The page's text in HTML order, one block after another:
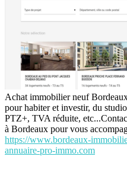
Achat immobilier neuf
pour habiter et investir, du
PTZ+, TVA réduite,
à Bordeaux pour vous
https://www.bordeaux-
annuaire-pro-immo.com